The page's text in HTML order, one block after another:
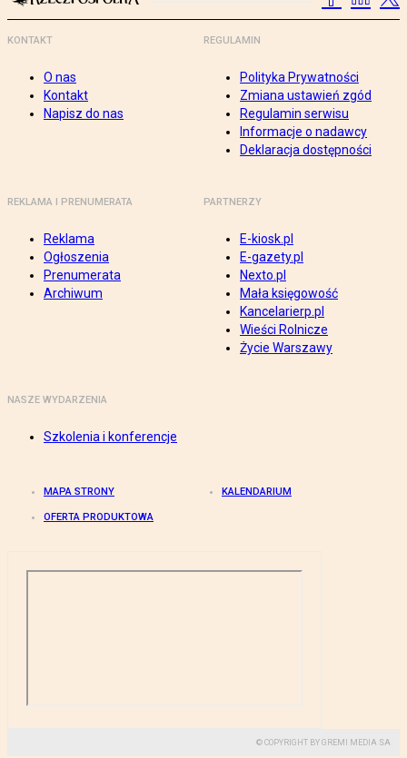
KONTAKT
O nas
Kontakt
Napisz do nas
REGULAMIN
Polityka Prywatności
Zmiana ustawień zgód
Regulamin serwisu
Informacje o nadawcy
Deklaracja dostępności
REKLAMA I PRENUMERATA
Reklama
Ogłoszenia
Prenumerata
Archiwum
PARTNERZY
E-kiosk.pl
E-gazety.pl
Nexto.pl
Mała księgowość
Kancelarierp.pl
Wieści Rolnicze
Życie Warszawy
NASZE WYDARZENIA
Szkolenia i konferencje
MAPA STRONY KALENDARIUM
OFERTA PRODUKTOWA
© COPYRIGHT BY GREMI MEDIA SA